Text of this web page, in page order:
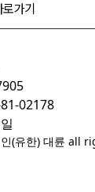
가기
02178
(유한) 대륜 all